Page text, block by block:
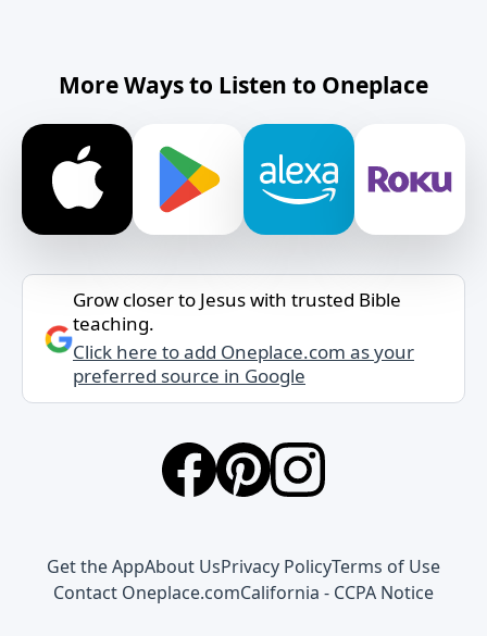
More Ways to Listen to Oneplace
Grow closer to Jesus with trusted Bible
teaching.
Click here to add Oneplace.com as your
preferred source in Google
Get the AppAbout UsPrivacy PolicyTerms of Use
Contact Oneplace.comCalifornia - CCPA Notice